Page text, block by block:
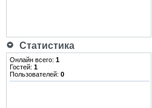
Статистика
Онлайн всего: 1
Гостей: 1
Пользователей: 0